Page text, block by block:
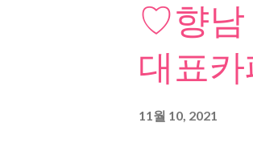
♡향남
대표
11월 10, 2021